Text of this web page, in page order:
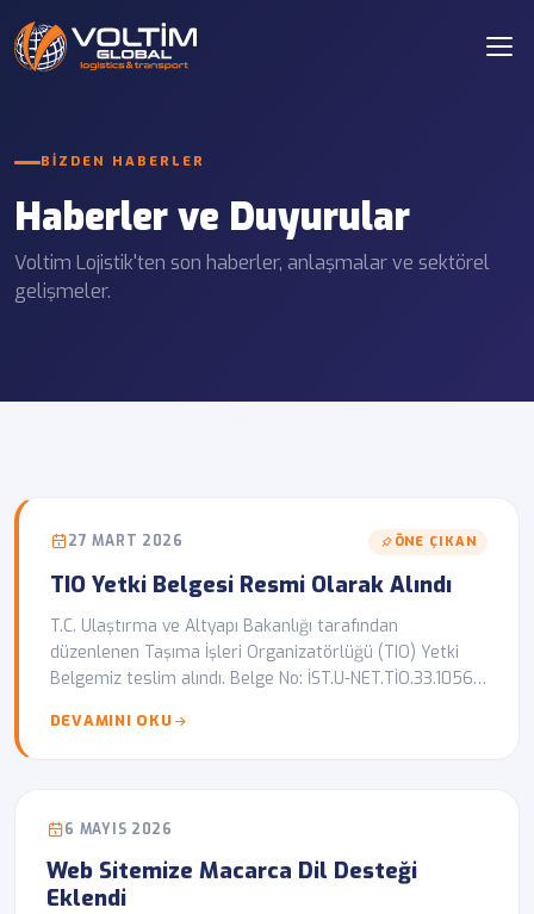
BIZDEN HABERLER
Haberler ve Duyurular
Voltim Lojistik'ten son haberler, anlaşmalar ve sektörel
gelişmeler.
27 MART 2026 ÖNE ÇIKAN
TIO Yetki Belgesi Resmi Olarak Alındı
T.C. Ulaştırma ve Altyapı Bakanlığı tarafından
düzenlenen Taşıma İşleri Organizatörlüğü (TIO) Yetki
Belgemiz teslim alındı. Belge No: İST.U-NET.TİO.33.10568,
DEVAMINI OKU
6 MAYIS 2026
Web Sitemize Macarca Dil Desteği
Eklendi